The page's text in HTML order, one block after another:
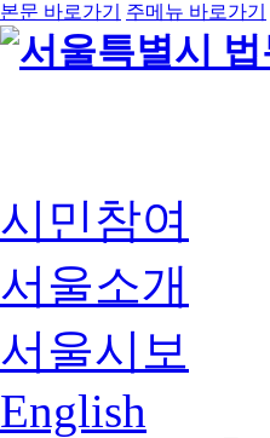
본문 바로가기 주메뉴 바로가기
시민참여
서울소개
서울시보
English